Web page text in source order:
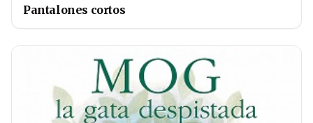
Pantalones cortos